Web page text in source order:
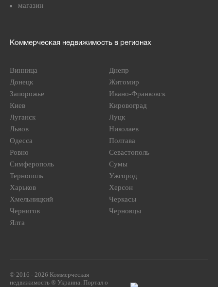
магазин
Коммерческая недвижимость в регионах
Винница
Днепр
Донецк
Житомир
Запорожье
Ивано-Франковск
Киев
Кировоград
Луганск
Луцк
Львов
Николаев
Одесса
Полтава
Ровно
Севастополь
Симферополь
Сумы
Тернополь
Ужгород
Харьков
Херсон
Хмельницкий
Черкасы
Чернигов
Черновцы
Ялта
© 2016 - 2026 Коммерческая
недвижимость ® Украина. Портал о